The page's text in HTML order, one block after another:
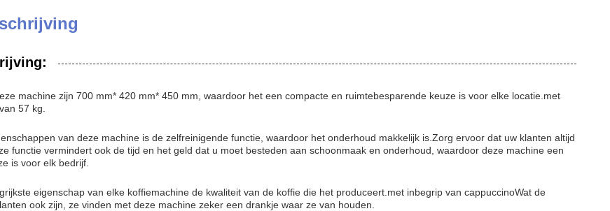
machine zijn 700 mm* 420 mm* 450 mm, waardoor het een compacte en ruimtebesparende keuze is voor elke locatie.met
57 kg.
van deze machine is de zelfreinigende functie, waardoor het onderhoud makkelijk is.Zorg ervoor dat uw klanten altijd
functie vermindert ook de tijd en het geld dat u moet besteden aan schoonmaak en onderhoud, waardoor deze machine een
is voor elk bedrijf.
eigenschap van elke koffiemachine de kwaliteit van de koffie die het produceert.met inbegrip van cappuccinoWat de
ook zijn, ze vinden met deze machine zeker een drankje waar ze van houden.